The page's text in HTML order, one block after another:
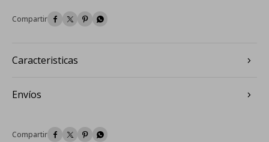
   
Caracteristicas
Envíos
   